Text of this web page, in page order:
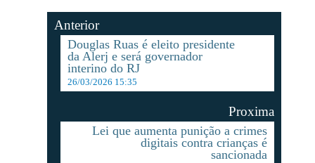
Anterior
Douglas Ruas é eleito presidente
da Alerj e será governador
interino do RJ
26/03/2026 15:35
Proxima
Lei que aumenta punição a crimes
digitais contra crianças é
sancionada